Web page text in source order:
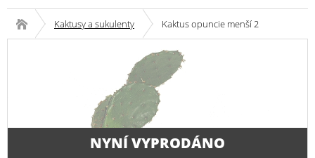
Kaktusy a sukulenty Kaktus opuncie menší 2
NYNÍ VYPRODÁNO